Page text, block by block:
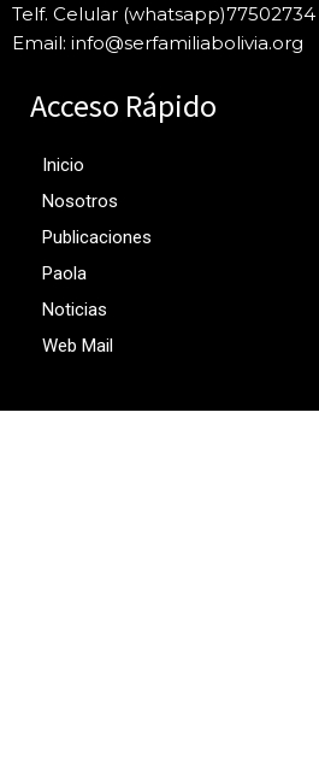
Telf. Celular (whatsapp)77502734
Email: info@serfamiliabolivia.org
Acceso Rápido
Inicio
Nosotros
Publicaciones
Paola
Noticias
Web Mail